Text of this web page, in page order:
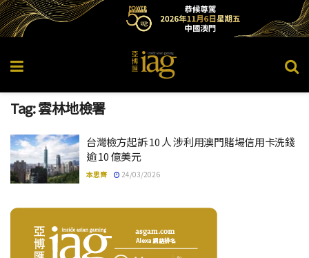
Tag:雲林地檢署
台灣檢方起訴 10 人 涉利用澳門賭場信用卡洗錢
逾 10 億美元
本思齊 24/03/2026